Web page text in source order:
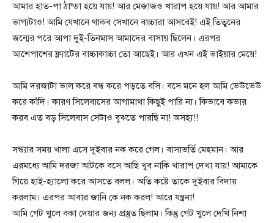
আমার হাত-পা ঠান্ডা হয়ে যায়! আর মেজাজও খারাপ হয়ে যায়! আর আমার
ভাগ্যটাও! আমি যেখানে থাকব সেখানে বাচ্চারা আসবেই! এই তিতুনের
জন্মের পরে আপা দুই-তিনমাস আমাদের বাসায় ছিলেন। এরপর
আশেপাশের ফ্ল্যাটের বাচ্চাকাচ্চা তো আছেই। আর এখন এই ভাইয়ার মেয়ে!
আমি দরজাটা ভাল করে বন্ধ করে পড়তে বসি। বসে মনে হল আমি ভেউভেউ
করে কাঁদি। কারণ সিলেবাসের আগামাথা কিছুই পারি না। কিভাবে কভার
করব এত বড় সিলেবাস সেটাও বুঝতে পারছি না! অসহ্য!!
সন্ধ্যার সময় খালা এসে দুইবার নক করে গেল। বাসাভর্তি মেহমান। আর
এরমধ্যে আমি দরজা আটকে বসে আছি খুব নাকি খারাপ দেখা যায়! আমাকে
গিয়ে হাই-হ্যালো করে আসতে বলল। অতি কষ্টে তাকে দুইবার বিদায়
করলাম। এরপর আবার জানি কে নক করল! আরে যন্ত্রনা!
আমি গেট খুলে বকা দেয়ার জন্য প্রস্তুত ছিলাম। কিন্তু গেট খুলে দেখি নিশা